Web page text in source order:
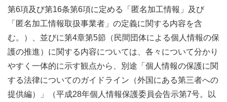
第6項及び第16条第6項に定める「匿名加工情報」及び
「匿名加工情報取扱事業者」の定義に関する内容を含
む。）、並びに第4章第5節（民間団体による個人情報の保
護の推進）に関する内容については、各々について分かり
やすく一体的に示す観点から、別途「個人情報の保護に関
する法律についてのガイドライン（外国にある第三者への
提供編）」（平成28年個人情報保護委員会告示第7号。以